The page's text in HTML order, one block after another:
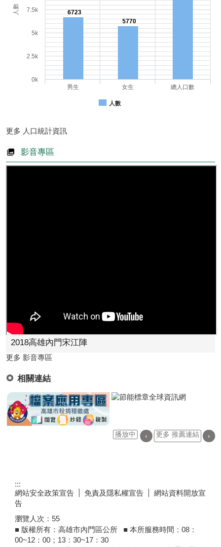
人數
6723
5770
人數
男生 女生 總人口數
0k
2.5k
5k
7.5k
更多 人口統計資訊
影音專區
2018高雄內門宋江陣
更多 影音專區
相關連結
播放中 ‹ 更多 推薦連結 ›
:::
網站安全政策宣告
免責及隱私權宣告
網站資料開放宣
告
瀏覽人次： 55
■ 版權所有：高雄市內門區公所 ■ 本所服務時間：08：
00~12：00；13：30~17：30